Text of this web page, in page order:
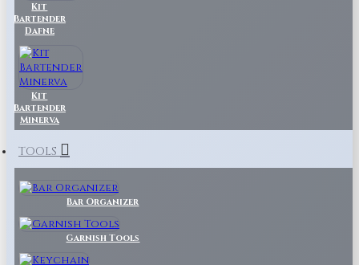
Kit
Bartender
Dafne
Kit
Bartender
Minerva
TOOLS
Bar Organizer
Garnish Tools